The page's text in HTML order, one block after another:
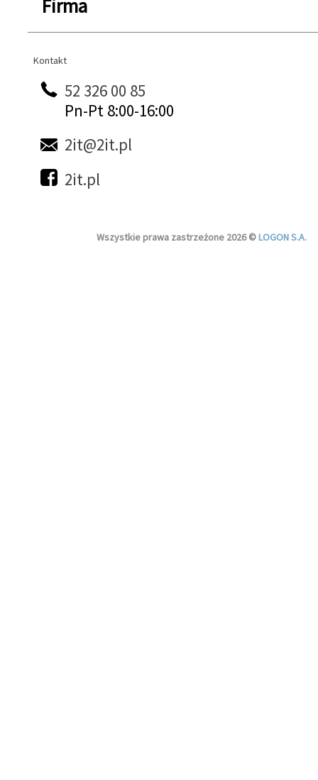
Firma
Kontakt
Kontakt
52 326 00 85
Pn-Pt 8:00-16:00
2it@2it.pl
2it.pl
Wszystkie prawa zastrzeżone 2026 ©LOGON S.A.